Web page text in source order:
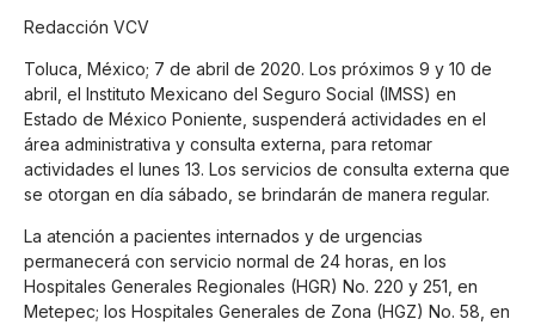
Redacción VCV
Toluca, México; 7 de abril de 2020. Los próximos 9 y 10 de
abril, el Instituto Mexicano del Seguro Social (IMSS) en
Estado de México Poniente, suspenderá actividades en el
área administrativa y consulta externa, para retomar
actividades el lunes 13. Los servicios de consulta externa que
se otorgan en día sábado, se brindarán de manera regular.
La atención a pacientes internados y de urgencias
permanecerá con servicio normal de 24 horas, en los
Hospitales Generales Regionales (HGR) No. 220 y 251, en
Metepec; los Hospitales Generales de Zona (HGZ) No. 58, en